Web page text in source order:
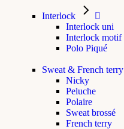
Interlock
Interlock uni
Interlock motif
Polo Piqué
Sweat & French terry
Nicky
Peluche
Polaire
Sweat brossé
French terry